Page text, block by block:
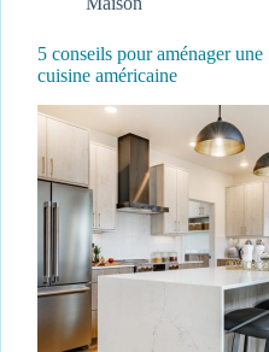
5 conseils pour aménager une
cuisine américaine